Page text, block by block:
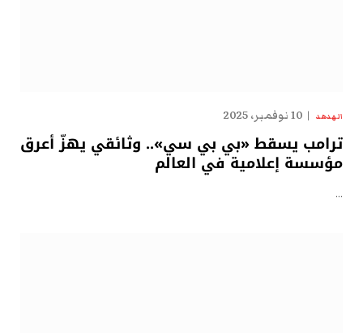
الهدهد 10 نوفمبر، 2025
ترامب يسقط «بي بي سي».. وثائقي يهزّ أعرق
مؤسسة إعلامية في العالم
…